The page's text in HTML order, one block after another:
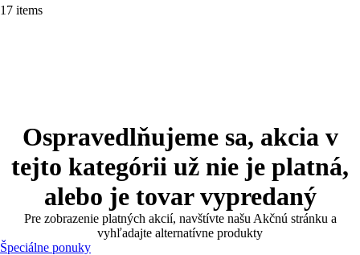
17 items
Ospravedlňujeme sa, akcia v
tejto kategórii už nie je platná,
alebo je tovar vypredaný
Pre zobrazenie platných akcií, navštívte našu Akčnú stránku a
vyhľadajte alternatívne produkty
Špeciálne ponuky